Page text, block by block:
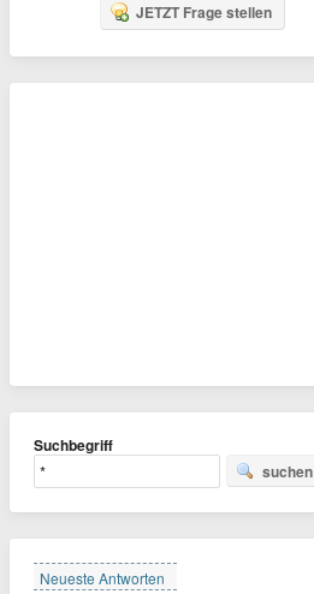
JETZT Frage stellen
Suchbegriff
suchen
Neueste Antworten